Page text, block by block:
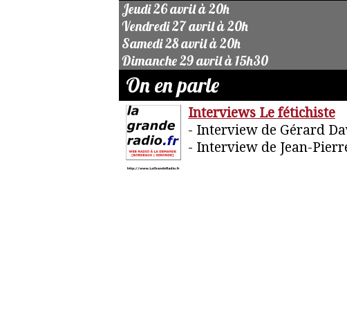
Jeudi 26 avril à 20h
Vendredi 27 avril à 20h
Samedi 28 avril à 20h
Dimanche 29 avril à 15h30
On en parle
Interviews Le fétichiste
- Interview de Gérard
- Interview de Jean-